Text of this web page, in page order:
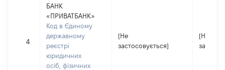
4
БАНК
«ПРИВАТБАНК»
Код в Єдиному
державному
реєстрі
юридичних
осіб, фізичних
[Не
застосовується]
[Не